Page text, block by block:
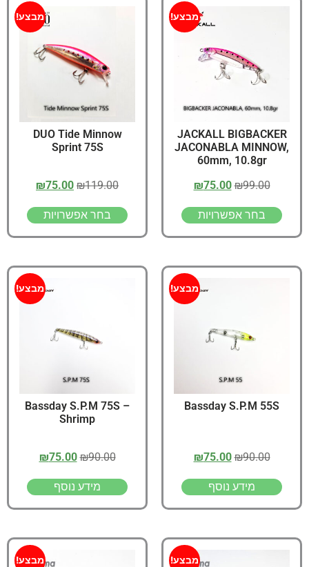
מבצע!
JACKALL BIGBACKER
JACONABLA MINNOW,
60mm, 10.8gr
₪99.00
₪75.00
בחר אפשרויות
מבצע!
DUO Tide Minnow
Sprint 75S
₪119.00
₪75.00
בחר אפשרויות
מבצע!
Bassday S.P.M 55S
₪90.00
₪75.00
מידע נוסף
מבצע!
Bassday S.P.M 75S –
Shrimp
₪90.00
₪75.00
מידע נוסף
מבצע! מבצע!